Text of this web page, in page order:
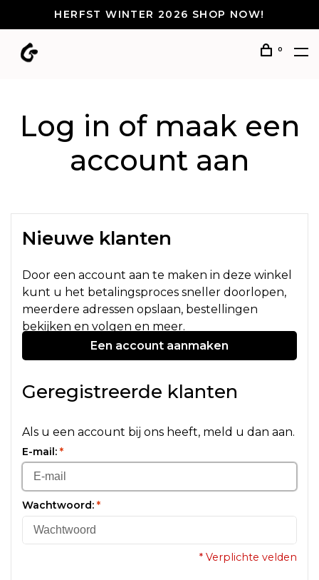
HERFST WINTER 2026 SHOP NOW!
0
Log in of maak een
account aan
Nieuwe klanten
Door een account aan te maken in deze winkel
kunt u het betalingsproces sneller doorlopen,
meerdere adressen opslaan, bestellingen
bekijken en volgen en meer.
Een account aanmaken
Geregistreerde klanten
Als u een account bij ons heeft, meld u dan aan.
E-mail: *
Wachtwoord: *
* Verplichte velden